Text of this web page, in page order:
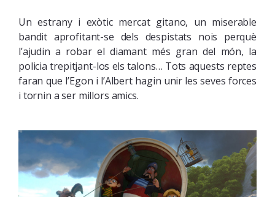
Un estrany i exòtic mercat gitano, un miserable
bandit aprofitant-se dels despistats nois perquè
l’ajudin a robar el diamant més gran del món, la
policia trepitjant-los els talons… Tots aquests reptes
faran que l’Egon i l’Albert hagin unir les seves forces
i tornin a ser millors amics.